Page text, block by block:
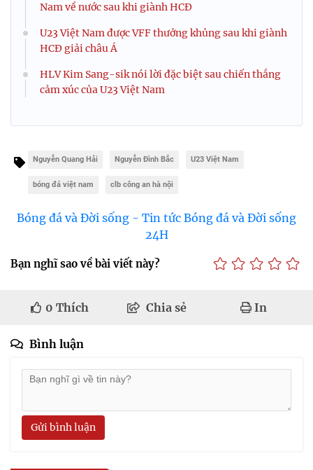
Nam về nước sau khi giành HCĐ
U23 Việt Nam được VFF thưởng khủng sau khi giành
HCĐ giải châu Á
HLV Kim Sang-sik nói lời đặc biệt sau chiến thắng
cảm xúc của U23 Việt Nam
Nguyễn Quang Hải Nguyễn Đình Bắc U23 Việt Nam
bóng đá việt nam clb công an hà nội
Bóng đá và Đời sống - Tin tức Bóng đá và Đời sống
24H
Bạn nghĩ sao về bài viết này?
0 Thích Chia sẻ In
Bình luận
Gửi bình luận